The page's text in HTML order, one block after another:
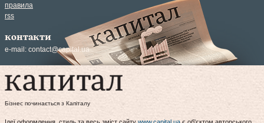
правила
rss
контакти
e-mail: contact@capital.ua
Бізнес починається з Капіталу
Ідеї оформлення, стиль та весь зміст сайту www.capital.ua є об'єктом авторського